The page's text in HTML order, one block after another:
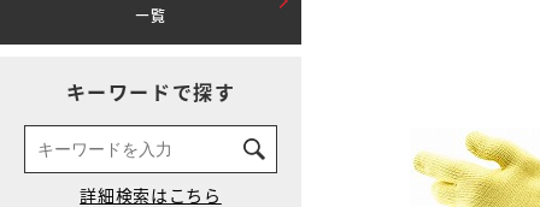
一覧
キーワードで探す